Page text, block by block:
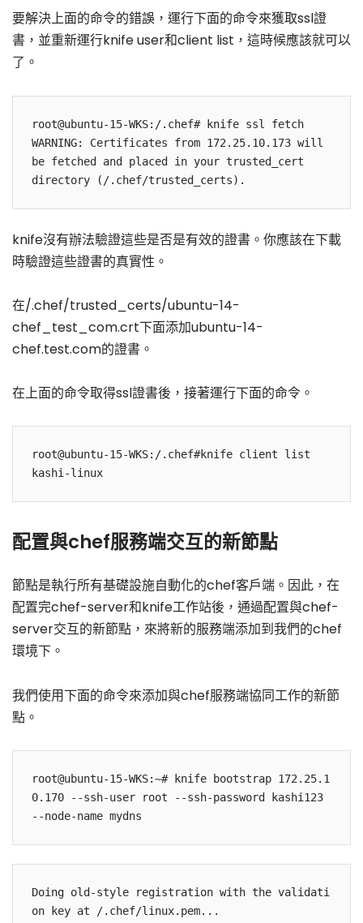
要解決上面的命令的錯誤，運行下面的命令來獲取ssl證
書，並重新運行knife user和client list，這時候應該就可以
了。
root@ubuntu-15-WKS:/.chef# knife ssl fetch
WARNING: Certificates from 172.25.10.173 will
be fetched and placed in your trusted_cert
knife沒有辦法驗證這些是否是有效的證書。你應該在下載
時驗證這些證書的真實性。
在/.chef/trusted_certs/ubuntu-14-
chef_test_com.crt下面添加ubuntu-14-
chef.test.com的證書。
在上面的命令取得ssl證書後，接著運行下面的命令。
root@ubuntu-15-WKS:/.chef#knife client list
配置與chef服務端交互的新節點
節點是執行所有基礎設施自動化的chef客戶端。因此，在
配置完chef-server和knife工作站後，通過配置與chef-
server交互的新節點，來將新的服務端添加到我們的chef
環境下。
我們使用下面的命令來添加與chef服務端協同工作的新節
點。
root@ubuntu-15-WKS:~# knife bootstrap 172.25.1
0.170 --ssh-user root --ssh-password kashi123
Doing old-style registration with the validati
on key at /.chef/linux.pem...